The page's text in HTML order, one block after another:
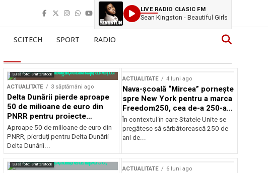
LIVE RADIO CLASIC FM
Sean Kingston - Beautiful Girls
SCITECH SPORT RADIO
Sursă foto: Shutterstock
ACTUALITATE 3 săptămâni ago
Delta Dunării pierde aproape
50 de milioane de euro din
PNRR pentru proiecte
esențiale
Aproape 50 de milioane de euro din
PNRR, pierduți pentru Delta Dunării
Delta Dunării...
ACTUALITATE 4 luni ago
Nava-școală “Mircea” pornește
spre New York pentru a marca
Freedom250, cea de-a 250-a
aniversare a Statelor Unite
În contextul în care Statele Unite se
pregătesc să sărbătorească 250 de
ani de...
Sursă foto: Shutterstock
ACTUALITATE 6 luni ago